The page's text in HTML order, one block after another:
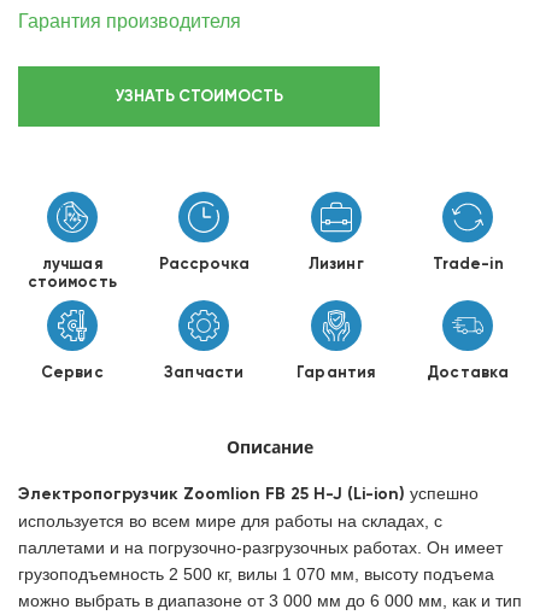
Гарантия производителя
УЗНАТЬ СТОИМОСТЬ
лучшая
стоимость
Рассрочка Лизинг Trade-in
Сервис Запчасти Гарантия Доставка
Описание
Электропогрузчик Zoomlion FB 25 H-J (Li-ion) успешно
используется во всем мире для работы на складах, с
паллетами и на погрузочно-разгрузочных работах. Он имеет
грузоподъемность 2 500 кг, вилы 1 070 мм, высоту подъема
можно выбрать в диапазоне от 3 000 мм до 6 000 мм, как и тип